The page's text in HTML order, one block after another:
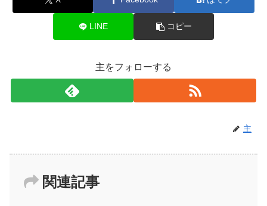
LINE コピー
主をフォローする
主
関連記事